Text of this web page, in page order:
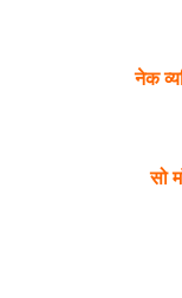
नेक
सो